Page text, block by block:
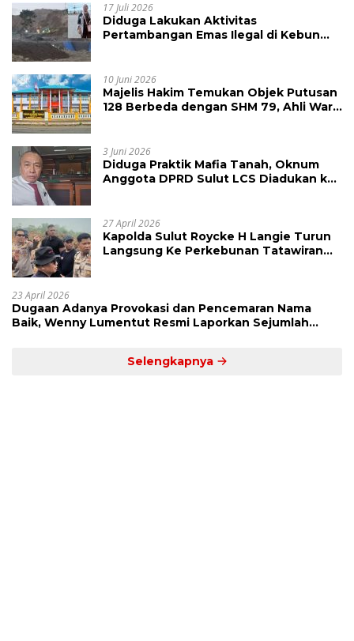
17 Juli 2026
Diduga Lakukan Aktivitas
Pertambangan Emas Ilegal di Kebun
10 Juni 2026
Majelis Hakim Temukan Objek Putusan
128 Berbeda dengan SHM 79, Ahli Waris
3 Juni 2026
Diduga Praktik Mafia Tanah, Oknum
Anggota DPRD Sulut LCS Diadukan ke
27 April 2026
Kapolda Sulut Roycke H Langie Turun
Langsung Ke Perkebunan Tatawiran
23 April 2026
Dugaan Adanya Provokasi dan Pencemaran Nama
Baik, Wenny Lumentut Resmi Laporkan Sejumlah
Selengkapnya